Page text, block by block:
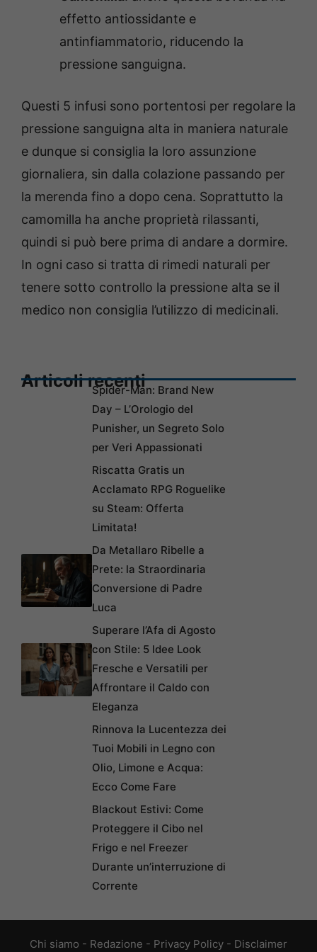
effetto antiossidante e
antinfiammatorio, riducendo la
pressione sanguigna.
Questi 5 infusi sono portentosi per regolare la
pressione sanguigna alta in maniera naturale
e dunque si consiglia la loro assunzione
giornaliera, sin dalla colazione passando per
la merenda fino a dopo cena. Soprattutto la
camomilla ha anche proprietà rilassanti,
quindi si può bere prima di andare a dormire.
In ogni caso si tratta di rimedi naturali per
tenere sotto controllo la pressione alta se il
medico non consiglia l’utilizzo di medicinali.
Articoli recentiSpider-Man: Brand New
Day – L’Orologio del
Punisher, un Segreto Solo
per Veri Appassionati
Riscatta Gratis un
Acclamato RPG Roguelike
su Steam: Offerta
Limitata!
Da Metallaro Ribelle a
Prete: la Straordinaria
Conversione di Padre
Luca
Superare l’Afa di Agosto
con Stile: 5 Idee Look
Fresche e Versatili per
Affrontare il Caldo con
Eleganza
Rinnova la Lucentezza dei
Tuoi Mobili in Legno con
Olio, Limone e Acqua:
Ecco Come Fare
Blackout Estivi: Come
Proteggere il Cibo nel
Frigo e nel Freezer
Durante un’interruzione di
Corrente
Chi siamo - Redazione - Privacy Policy - Disclaimer